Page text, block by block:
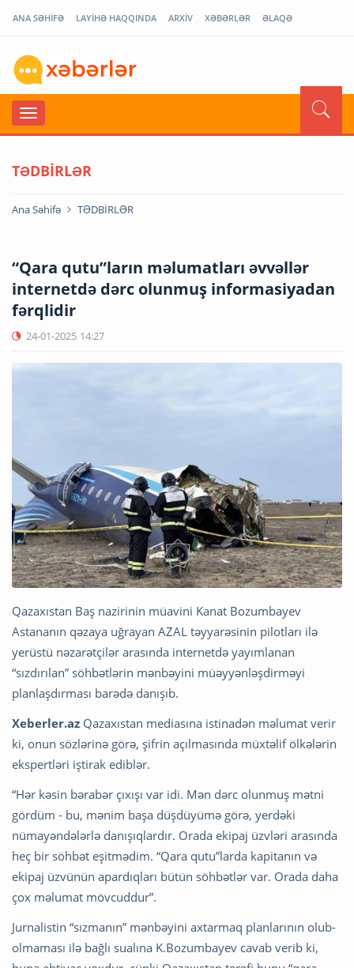
ANA SƏHİFƏ LAYİHƏ HAQQINDA ARXİV XƏBƏRLƏR ƏLAQƏ
TƏDBİRLƏR
Ana Səhifə TƏDBİRLƏR
“Qara qutu”ların məlumatları əvvəllər
internetdə dərc olunmuş informasiyadan
fərqlidir
24-01-2025 14:27
Qazaxıstan Baş nazirinin müavini Kanat Bozumbayev
Astananın qəzaya uğrayan AZAL təyyarəsinin pilotları ilə
yerüstü nəzarətçilər arasında internetdə yayımlanan
“sızdırılan” söhbətlərin mənbəyini müəyyənləşdirməyi
planlaşdırması barədə danışıb.
Xeberler.az Qazaxıstan mediasına istinadən məlumat verir
ki, onun sözlərinə görə, şifrin açılmasında müxtəlif ölkələrin
ekspertləri iştirak ediblər.
“Hər kəsin bərabər çıxışı var idi. Mən dərc olunmuş mətni
gördüm - bu, mənim başa düşdüyümə görə, yerdəki
nümayəndələrlə danışıqlardır. Orada ekipaj üzvləri arasında
heç bir söhbət eşitmədim. “Qara qutu”larda kapitanın və
ekipaj üzvünün apardıqları bütün söhbətlər var. Orada daha
çox məlumat mövcuddur”.
Jurnalistin “sızmanın” mənbəyini axtarmaq planlarının olub-
olmaması ilə bağlı sualına K.Bozumbayev cavab verib ki,